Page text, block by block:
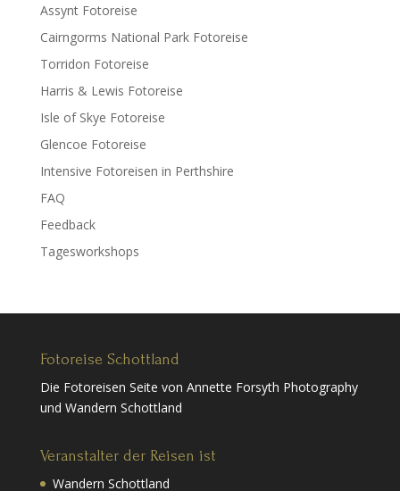
Assynt Fotoreise
Cairngorms National Park Fotoreise
Torridon Fotoreise
Harris & Lewis Fotoreise
Isle of Skye Fotoreise
Glencoe Fotoreise
Intensive Fotoreisen in Perthshire
FAQ
Feedback
Tagesworkshops
Fotoreise Schottland
Die Fotoreisen Seite von Annette Forsyth Photography
und Wandern Schottland
Veranstalter der Reisen ist
Wandern Schottland